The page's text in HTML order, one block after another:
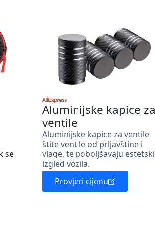
se
Aluminijske kapice za
ventile
Aluminijske kapice za ventile
štite ventile od prljavštine i
vlage, te poboljšavaju estetski
izgled vozila.
Provjeri cijenu